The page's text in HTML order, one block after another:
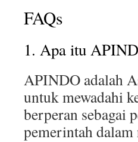
FAQs
1. Apa itu
APINDO adalah
untuk mewadahi
berperan sebagai
pemerintah